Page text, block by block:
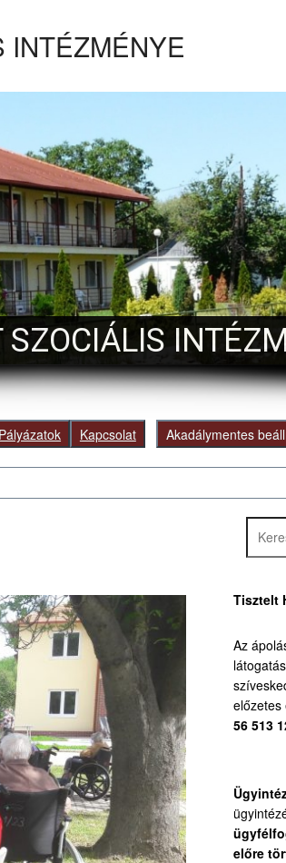
INTÉZMÉNYE
SZOCIÁLIS
Pályázatok Kapcsolat Akadálymentes
Tisztelt
Az
előzetes
56 513
előre